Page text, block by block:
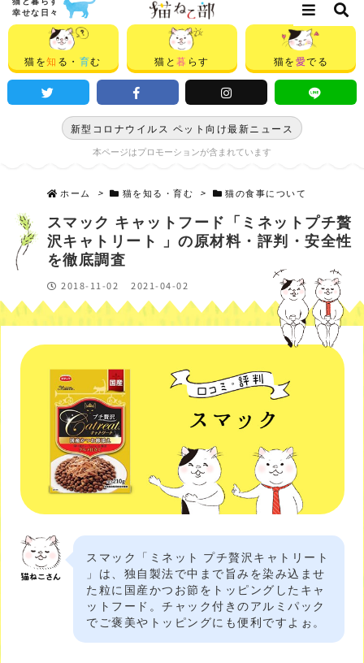
幸せな日々
猫を知 る・ 育む 猫と暮 らす 猫を愛でる
新型コロナウイルス ペット向け最新ニュース
本ページはプロモーションが含まれています
ホーム > 猫を知る・育む > 猫の食事について
スマック キャットフード「ミネットプチ贅
沢キャトリート 」の原材料・評判・安全性
を徹底調査
2018-11-02 2021-04-02
スマック「ミネット プチ贅沢キャトリート
」は、独自製法で中まで旨みを染み込ませ
た粒に国産かつお節をトッピングしたキャ
ットフード。チャック付きのアルミパック
でご褒美やトッピングにも便利ですよぉ。